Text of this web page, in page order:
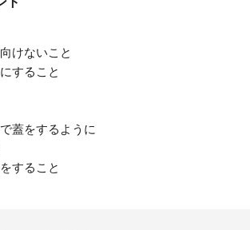
けないこと
すること
蓋をするように
すること